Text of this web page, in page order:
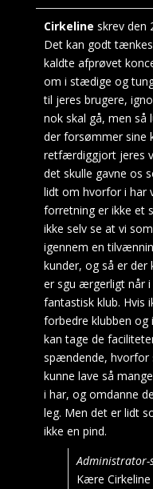
Cirkeline skrev den
Det kan godt
kaldte afprøvet
om i stædige og
til jeres brugere,
nok skal gå, men så
der forsømmer sine
retfærdiggjort jeres
det skulle gavne os
lidt om hvorfor i har
forretning er ikke et
ikke selv se at vi
igennem en
kunder, og så er
er sgu ærgerligt når
fantastisk klub. Hvis
forbedre klubben og
kan tage de
spændende, hvorfor
kunne lave så
i har, og omdanne
leg. Men det er lidt
ikke en pind.
Administrator-
Kære